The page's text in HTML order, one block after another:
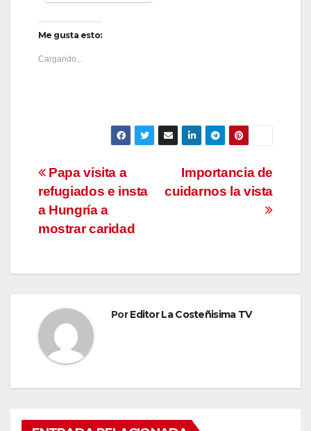
Me gusta esto:
Cargando...
Navegación
de
entradas
Importancia de
cuidarnos la vista
Papa visita a
refugiados e insta
a Hungría a
mostrar caridad
PorEditor La Costeñisima TV